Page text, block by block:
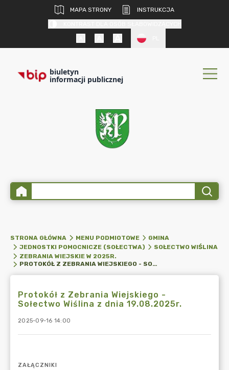
MAPA STRONY
INSTRUKCJA
biuletyn
informacji publicznej
STRONA GŁÓWNA MENU PODMIOTOWE
GMINA
JEDNOSTKI POMOCNICZE (SOŁECTWA)
SOŁECTWO WIŚLINA
ZEBRANIA WIEJSKIE W 2025R.
PROTOKÓŁ Z ZEBRANIA WIEJSKIEGO - SOŁECTWO WIŚLINA Z DNIA 19.08.2025R.
Protokół z Zebrania Wiejskiego -
Sołectwo Wiślina z dnia 19.08.2025r.
2025-09-16 14:00
ZAŁĄCZNIKI